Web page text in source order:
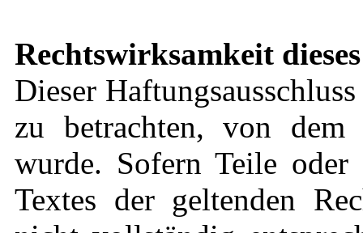
Rechtswirksamkeit
Dieser
zu betrachten, von dem
wurde. Sofern Teile oder
Textes der geltenden